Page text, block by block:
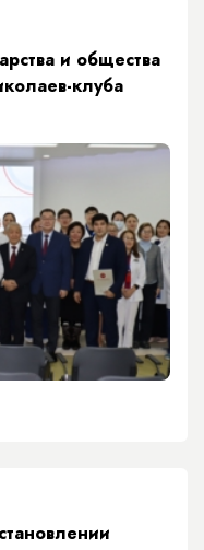
и общества
клуба